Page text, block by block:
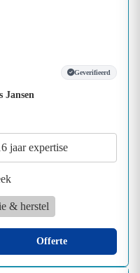
Geverifieerd
Jansen
jaar expertise
& herstel
Offerte